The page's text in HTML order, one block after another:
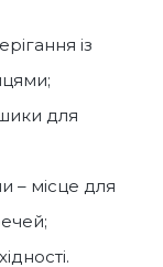
із
для
– місце для